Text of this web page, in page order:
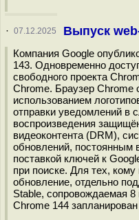
· 07.12.2025 Выпуск
Компания Google
143. Одновременно
свободного проекта
Chrome. Браузер Chrome
использованием
отправки уведомлений в
воспроизведения
видеоконтента (DRM),
обновлений, постоянным
поставкой ключей к
при поиске. Для тех,
обновление, отдельно
Stable, сопровождаемая
Chrome 144